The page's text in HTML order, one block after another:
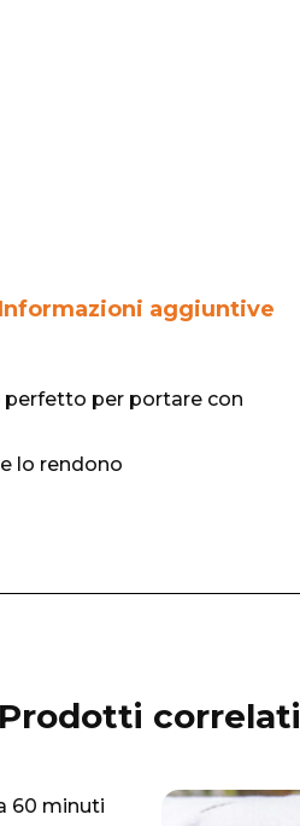
Informazioni aggiuntive
perfetto per portare con
lo rendono
Prodotti correlati